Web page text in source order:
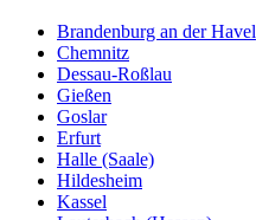
Brandenburg an der Havel
Chemnitz
Dessau-Roßlau
Gießen
Goslar
Erfurt
Halle (Saale)
Hildesheim
Kassel